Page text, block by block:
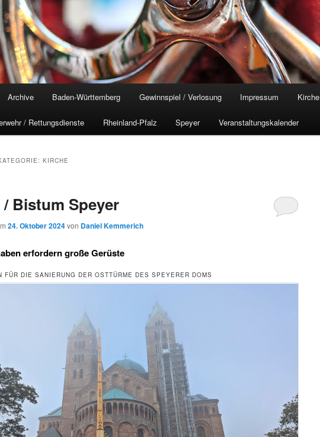
Archive Baden-Württemberg Gewinnspiel / Verlosung Impressum Kirche
/ Rettungsdienste Rheinland-Pfalz Speyer Veranstaltungskalender
KIRCHE
Bistum Speyer
24. Oktober 2024von Daniel Kemmerich
erfordern große Gerüste
FÜR DIE SANIERUNG DER OSTTÜRME DES SPEYERER DOMS